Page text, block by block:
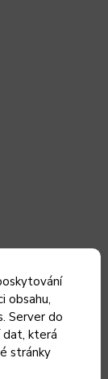
obsahu,
Server do
dat, která
stránky
22 cm